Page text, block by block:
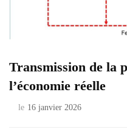
Transmission de la
l’économie réelle
le 16 janvier 2026